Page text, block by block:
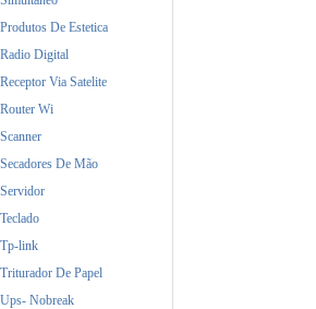
Produtos De Estetica
Radio Digital
Receptor Via Satelite
Router Wi
Scanner
Secadores De Mão
Servidor
Teclado
Tp-link
Triturador De Papel
Ups- Nobreak